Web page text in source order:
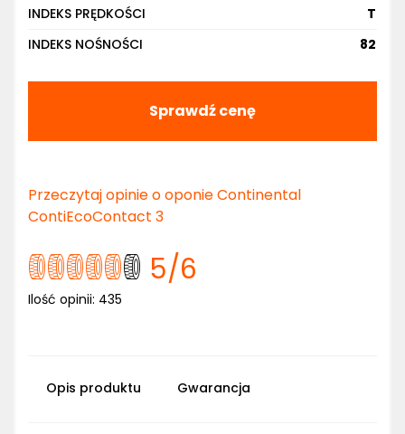
INDEKS PRĘDKOŚCI
T
INDEKS NOŚNOŚCI
82
Sprawdź cenę
Przeczytaj opinie o oponie Continental
ContiEcoContact 3
5/6
Ilość opinii: 435
Opis produktu Gwarancja